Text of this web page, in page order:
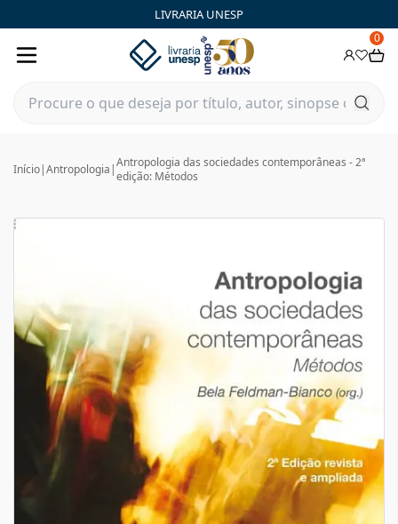
LIVRARIA UNESP
0
Início|Antropologia |Antropologia das sociedades contemporâneas - 2ª
edição: Métodos